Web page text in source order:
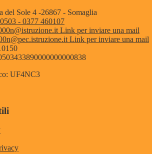
del Sole 4 -26867 - Somaglia
- 0377 460107
Link per inviare una mail
Link per inviare una mail
UF4NC3